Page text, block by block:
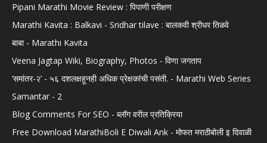
Pipani Marathi Movie Review : पिपाणी परीक्षण
Marathi Kavita : Balkavi - Sridhar tilave : बालकवी श्रीधर तिळवे
बाबा - Marathi Kavita
Veena Jagtap Wiki, Biography, Photos - विणा जगताप
‘समांतर-२’ - ५६ दशलक्षहूनही अधिक प्रेक्षकांची पसंती. - Marathi Web Series
Samantar - 2
Blog Comments For SEO - ब्लॉग वरील प्रतिक्रिया
Free Download MarathiBoli E Diwali Ank - मोफत मराठीबोली इ दिवाळी